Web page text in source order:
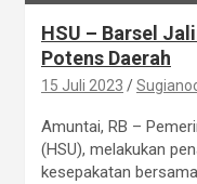
HSU – Barsel
Potens Daerah
15 Juli 2023
Amuntai, RB –
(HSU), melakukan
kesepakatan